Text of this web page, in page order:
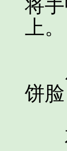
将
上。
从
饼
花